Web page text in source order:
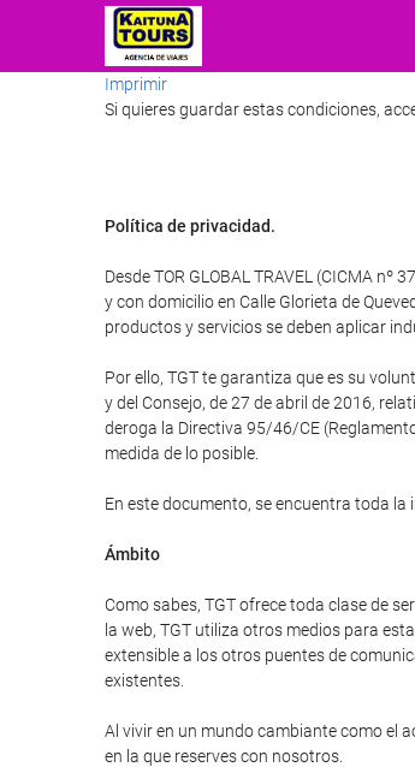
Imprimir
Si quieres guardar estas condiciones,
Política de privacidad.
Desde TOR GLOBAL TRAVEL (CICMA
y con domicilio en Calle Glorieta de
productos y servicios se deben aplicar
Por ello, TGT te garantiza que es su
y del Consejo, de 27 de abril de 2016,
deroga la Directiva 95/46/CE
medida de lo posible.
En este documento, se encuentra toda
Ámbito
Como sabes, TGT ofrece toda clase de
la web, TGT utiliza otros medios para
extensible a los otros puentes de
existentes.
Al vivir en un mundo cambiante como el
en la que reserves con nosotros.